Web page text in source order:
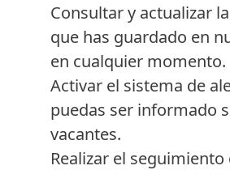
Consultar y actualizar
que has guardado en
en cualquier momento.
Activar el sistema de
puedas ser informado
vacantes.
Realizar el